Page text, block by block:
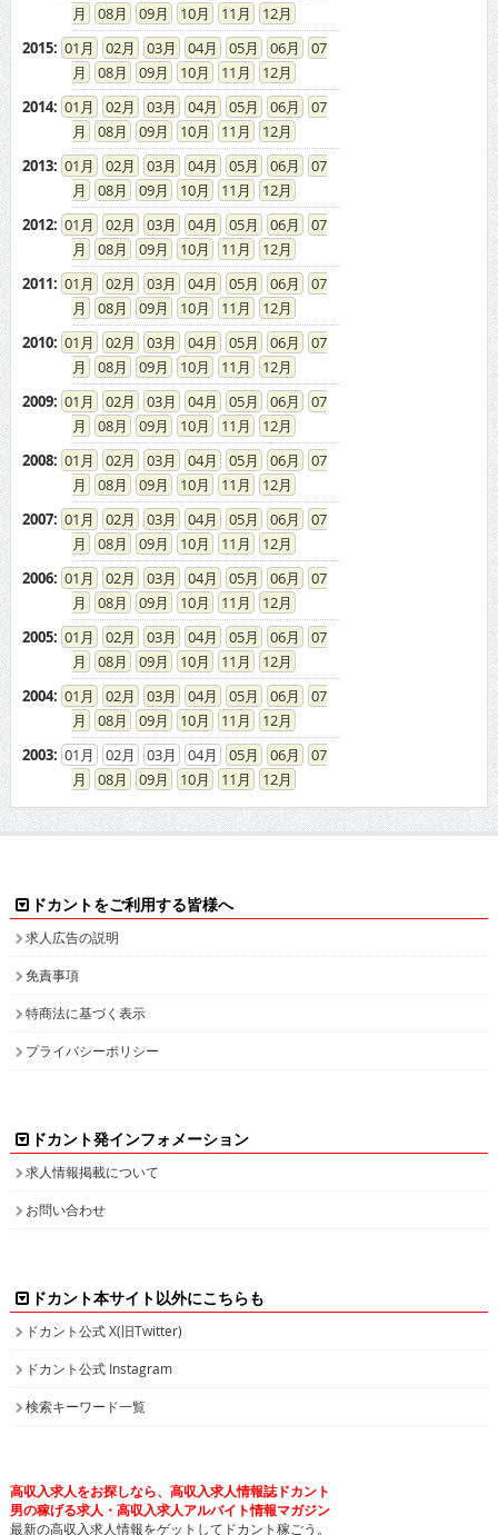
08
09 10 11
12
2015: 01 02 03 04 05 06
07
08
09 10 11
12
2014: 01 02 03 04 05 06
07
08
09 10 11
12
2013: 01 02 03 04 05 06
07
08
09 10 11
12
2012: 01 02 03 04 05 06
07
08
09 10 11
12
2011: 01 02 03 04 05 06
07
08
09 10 11
12
2010: 01 02 03 04 05 06
07
08
09 10 11
12
2009: 01 02 03 04 05 06
07
08
09 10 11
12
2008: 01 02 03 04 05 06
07
08
09 10 11
12
2007: 01 02 03 04 05 06
07
08
09 10 11
12
2006: 01 02 03 04 05 06
07
08
09 10 11
12
2005: 01 02 03 04 05 06
07
08
09 10 11
12
2004: 01 02 03 04 05 06
07
08
09 10 11
12
2003: 01 02 03 04 05 06
07
08
09 10 11 12
ドカントをご利用する皆様へ
求人広告の説明
免責事項
特商法に基づく表示
プライバシーポリシー
ドカント発インフォメーション
求人情報掲載について
お問い合わせ
ドカント本サイト以外にこちらも
ドカント公式 X(旧Twitter)
ドカント公式 Instagram
検索キーワード一覧
高収入求人をお探しなら、高収入求人情報誌ドカント
男の稼げる求人・高収入求人アルバイト情報マガジン
最新の高収入求人情報をゲットしてドカント稼ごう。